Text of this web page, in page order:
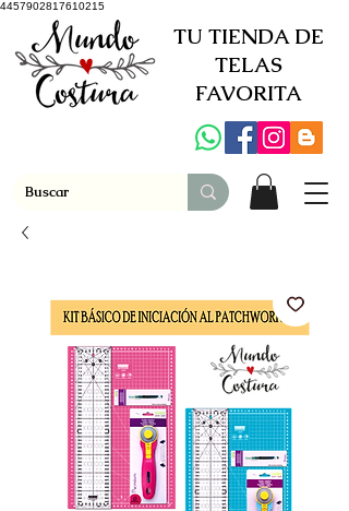
4457902817610215
TU TIENDA DE
TELAS
FAVORITA